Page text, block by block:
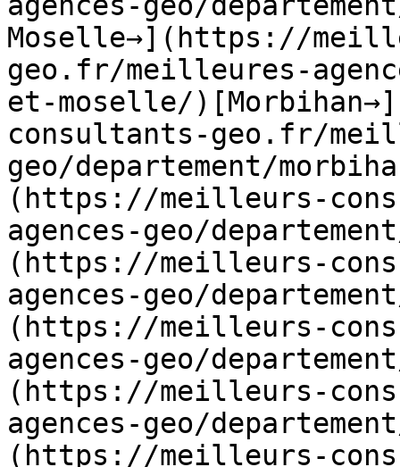
Moselle→](https://
geo.fr/meilleures-
et-moselle/
consultants-geo.fr/
geo/departement/
(https://meilleurs-
agences-geo/
(https://meilleurs-
agences-geo/
(https://meilleurs-
agences-geo/
(https://meilleurs-
agences-geo/
(https://meilleurs-